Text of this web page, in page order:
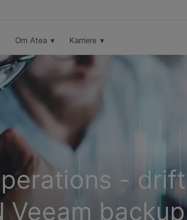
Om Atea Karriere
- drift
Veeam backup